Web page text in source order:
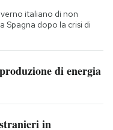
italiano di non
Spagna dopo la crisi di
di energia
in